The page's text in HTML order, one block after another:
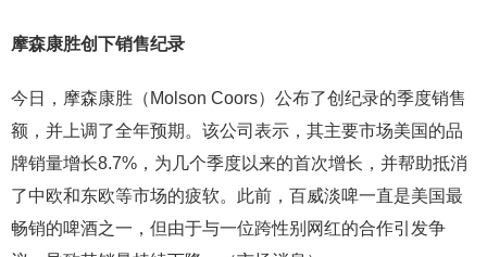
摩森康胜创下销售纪录
今日，摩森康胜（Molson Coors）公布了创纪录的季度销售
额，并上调了全年预期。该公司表示，其主要市场美国的品
牌销量增长8.7%，为几个季度以来的首次增长，并帮助抵消
了中欧和东欧等市场的疲软。此前，百威淡啤一直是美国最
畅销的啤酒之一，但由于与一位跨性别网红的合作引发争